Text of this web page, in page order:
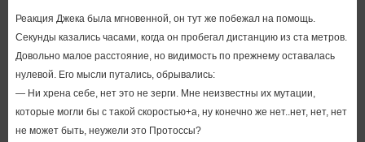
Реакция Джека была мгновенной, он тут же побежал на помощь.
Секунды казались часами, когда он пробегал дистанцию из ста метров.
Довольно малое расстояние, но видимость по прежнему оставалась
нулевой. Его мысли путались, обрывались:
— Ни хрена себе, нет это не зерги. Мне неизвестны их мутации,
которые могли бы с такой скоростью+а, ну конечно же нет..нет, нет, нет
не может быть, неужели это Протоссы?